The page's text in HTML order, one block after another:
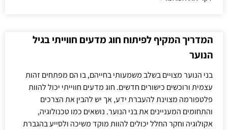
המדריך המקיף לפיתוח חוג מדעים חווייתי בגיל
הנוער
בני הנוער מצויים בשלב משמעותי בחייהם, בו הם מפתחים זהות
עצמית ורוכשים כישורים חדשים. חוג מדעים חווייתי יכול להוות
פלטפורמה מצוינת להעברת ידע, אך יש להבין את הצרכים
והתחומים המעניינים את בני הנוער. נושאים כמו טכנולוגיה,
אקולוגיה וחקר החלל יכולים להוות מוקד משיכה ולסייע בהגברת